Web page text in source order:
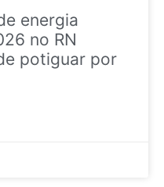
energia
no RN
potiguar por